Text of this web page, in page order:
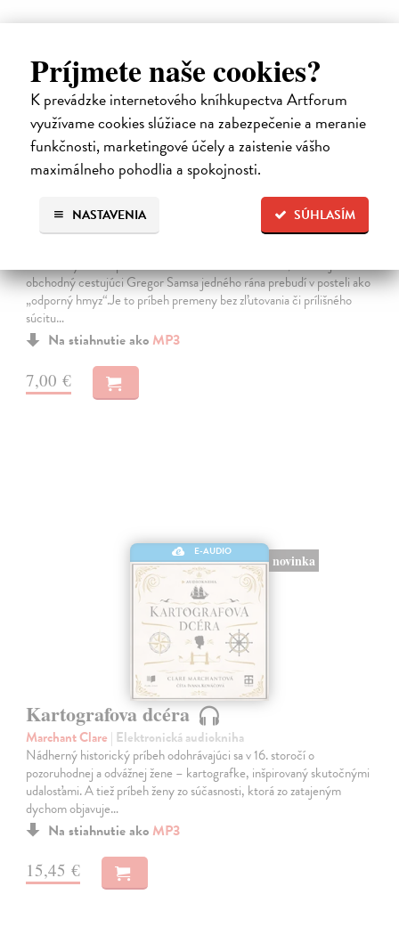
Príjmete naše cookies?
K prevádzke internetového kníhkupectva Artforum
využívame cookies slúžiace na zabezpečenie a meranie
funkčnosti, marketingové účely a zaistenie vášho
maximálneho pohodlia a spokojnosti.
SÚHLASÍM
NASTAVENIA
Premena
Notoricky známa poviedka Franza Kafku z roku 1915, v ktorej sa
obchodný cestujúci Gregor Samsa jedného rána prebudí v posteli ako
„odporný hmyz“.Je to príbeh premeny bez zľutovania či prílišného
súcitu…
Na stiahnutie ako MP3
7,00 €
E-AUDIO
novinka
Kartografova dcéra
Marchant Clare | Elektronická audiokniha
Nádherný historický príbeh odohrávajúci sa v 16. storočí o
pozoruhodnej a odvážnej žene – kartografke, inšpirovaný skutočnými
udalosťami. A tiež príbeh ženy zo súčasnosti, ktorá zo zatajeným
dychom objavuje…
Na stiahnutie ako MP3
15,45 €